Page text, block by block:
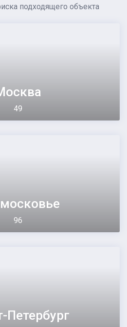
подходящего объекта
49
96
Петербург